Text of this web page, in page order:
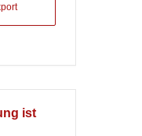
ist